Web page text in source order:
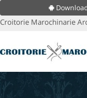
Croitorie Marochinarie